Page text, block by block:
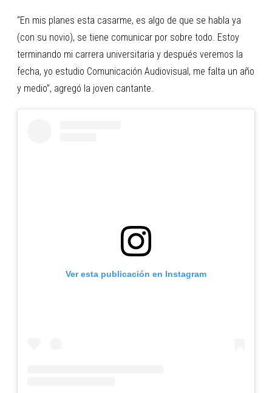
“En mis planes esta casarme, es algo de que se habla ya
(con su novio), se tiene comunicar por sobre todo. Estoy
terminando mi carrera universitaria y después veremos la
fecha, yo estudio Comunicación Audiovisual, me falta un año
y medio”, agregó la joven cantante.
Ver esta publicación en Instagram